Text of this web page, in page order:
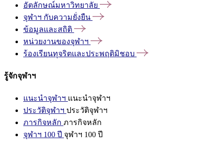
อัตลักษณ์มหาวิทยาลัย
จุฬาฯ กับความยั่งยืน
ข้อมูลและสถิติ
หน่วยงานของจุฬาฯ
ร้องเรียนทุจริตและประพฤติมิชอบ
รู้จักจุฬาฯ
แนะนำจุฬาฯ แนะนำจุฬาฯ
ประวัติจุฬาฯ ประวัติจุฬาฯ
ภารกิจหลัก ภารกิจหลัก
จุฬาฯ 100 ปี จุฬาฯ 100 ปี